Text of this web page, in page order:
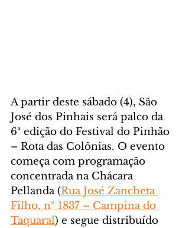
A partir deste sábado (4), São
José dos Pinhais será palco da
6ª edição do Festival do Pinhão
– Rota das Colônias. O evento
começa com programação
concentrada na Chácara
Pellanda (Rua José Zancheta
Filho, nº 1837 – Campina do
Taquaral) e segue distribuído